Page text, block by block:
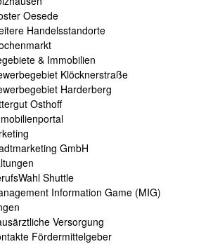
Oesede
Handelsstandorte
& Immobilien
Klöcknerstraße
Harderberg
Osthoff
GmbH
Shuttle
Information Game (MIG)
Versorgung
Fördermittelgeber